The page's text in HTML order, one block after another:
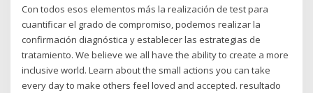
Con todos esos elementos más la realización de test para
cuantificar el grado de compromiso, podemos realizar la
confirmación diagnóstica y establecer las estrategias de
tratamiento. We believe we all have the ability to create a more
inclusive world. Learn about the small actions you can take
every day to make others feel loved and accepted. resultado